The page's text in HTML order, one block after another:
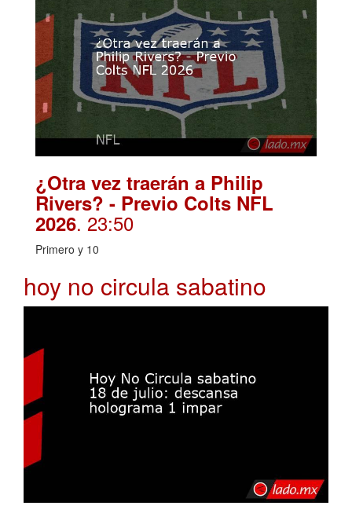
¿Otra vez traerán a Philip
Rivers? - Previo Colts NFL
2026. 23:50
Primero y 10
hoy no circula sabatino